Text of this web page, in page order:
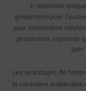
3 : empreinte
(préparation pour
pour Restauration
préparation, empreinte
3M™
Les avantages de
le caractère inaltérable